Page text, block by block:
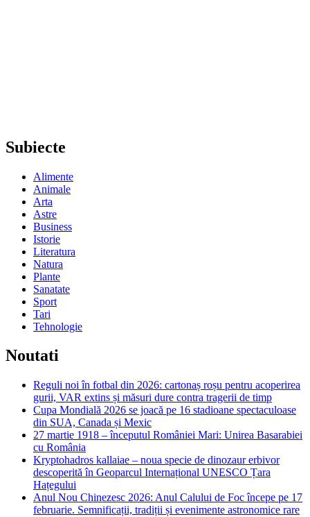
Subiecte
Alimente
Animale
Arta
Astre
Business
Istorie
Literatura
Natura
Plante
Sanatate
Sport
Tari
Tehnologie
Noutati
Reguli noi în fotbal din 2026: cartonaș roșu pentru acoperirea
gurii, VAR extins și măsuri dure contra tragerii de timp
Cupa Mondială 2026 se joacă pe 16 stadioane spectaculoase
din SUA, Canada și Mexic
27 martie 1918 – începutul României Mari: Unirea Basarabiei
cu România
Kryptohadros kallaiae – noua specie de dinozaur erbivor
descoperită în Geoparcul Internațional UNESCO Țara
Hațegului
Anul Nou Chinezesc 2026: Anul Calului de Foc începe pe 17
februarie. Semnificații, tradiții și evenimente astronomice rare